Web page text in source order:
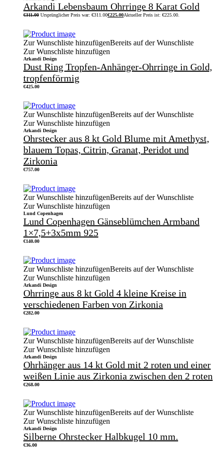
Arkandi Lebensbaum Ohrringe 8 Karat Gold
€311.00 Ursprünglicher Preis war: €311.00€225.00Aktueller Preis ist: €225.00.
Zur Wunschliste hinzufügenBereits auf der Wunschliste
Zur Wunschliste hinzufügen
Arkandi Design
Dust Ring Tropfen-Anhänger-Ohrringe in Gold,
tropfenförmig
€425.00
Zur Wunschliste hinzufügenBereits auf der Wunschliste
Zur Wunschliste hinzufügen
Arkandi Design
Ohrstecker aus 8 kt Gold Blume mit Amethyst,
blauem Topas, Citrin, Granat, Peridot und
Zirkonia
€757.00
Zur Wunschliste hinzufügenBereits auf der Wunschliste
Zur Wunschliste hinzufügen
Lund Copenhagen
Lund Copenhagen Gänseblümchen Armband
1×7,5+3x5mm 925
€140.00
Zur Wunschliste hinzufügenBereits auf der Wunschliste
Zur Wunschliste hinzufügen
Arkandi Design
Ohrringe aus 8 kt Gold 4 kleine Kreise in
verschiedenen Farben von Zirkonia
€282.00
Zur Wunschliste hinzufügenBereits auf der Wunschliste
Zur Wunschliste hinzufügen
Arkandi Design
Ohrhänger aus 14 kt Gold mit 2 roten und einer
weißen Linie aus Zirkonia zwischen den 2 roten
€268.00
Zur Wunschliste hinzufügenBereits auf der Wunschliste
Zur Wunschliste hinzufügen
Arkandi Design
Silberne Ohrstecker Halbkugel 10 mm.
€36.00